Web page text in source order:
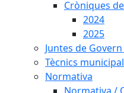
Cròniques
2024
2025
Juntes de
Tècnics
Normativa